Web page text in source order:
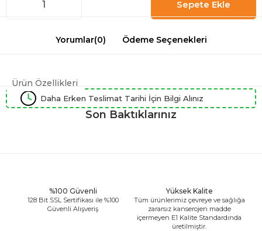
Yorumlar(0) Ödeme Seçenekleri
Ürün Özellikleri
Daha Erken Teslimat Tarihi İçin Bilgi Alınız
Son Baktıklarınız
%100 Güvenli
128 Bit SSL Sertifikası ile %100
Güvenli Alışveriş
Yüksek Kalite
Tüm ürünlerimiz çevreye ve sağlığa
zararsız kanserojen madde
içermeyen E1 Kalite Standardında
üretilmiştir.